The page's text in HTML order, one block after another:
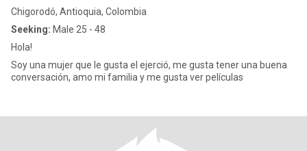
Chigorodó, Antioquia, Colombia
Seeking: Male 25 - 48
Hola!
Soy una mujer que le gusta el ejerció, me gusta tener una buena
conversación, amo mi familia y me gusta ver películas